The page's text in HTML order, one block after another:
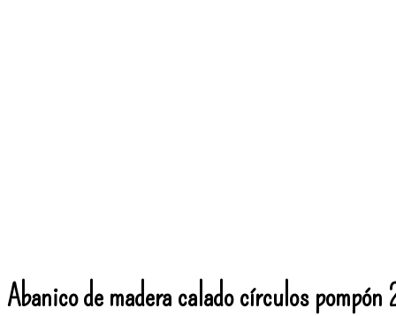
Abanico de madera calado círculos pompón